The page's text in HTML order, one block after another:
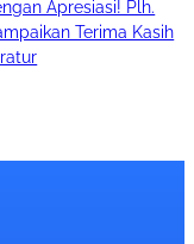
Apresiasi! Plh.
Terima Kasih